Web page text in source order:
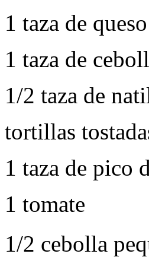
1 taza de
1 taza de
1/2 taza de
tortillas
1 taza de pico
1 tomate
1/2 cebolla